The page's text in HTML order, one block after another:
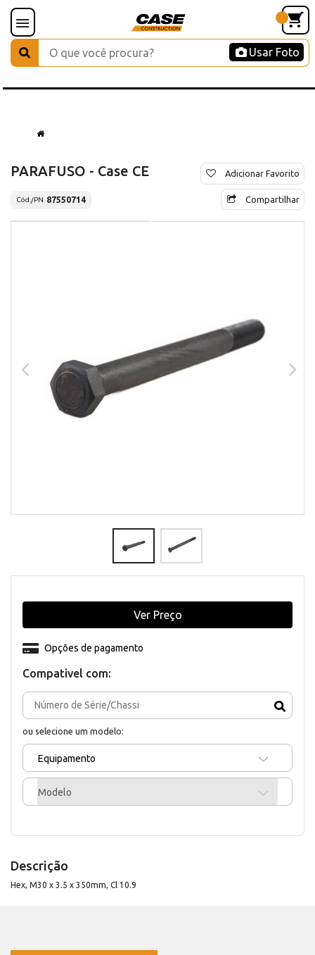
Usar Foto
PARAFUSO - Case CE
Cód./PN 87550714
Adicionar Favorito
Compartilhar
Compativel com:
ou selecione um modelo:
Equipamento
Modelo
Opções de pagamento
Ver Preço
Descrição
Hex, M30 x 3.5 x 350mm, Cl 10.9